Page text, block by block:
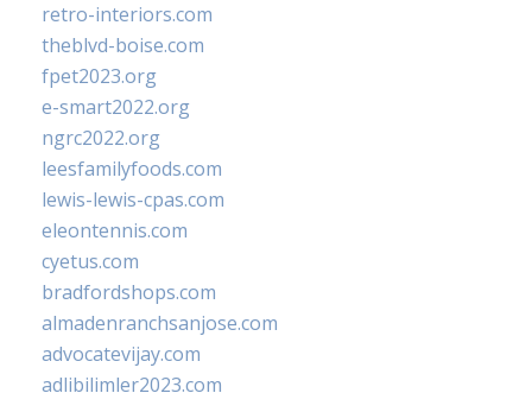
retro-interiors.com
theblvd-boise.com
fpet2023.org
e-smart2022.org
ngrc2022.org
leesfamilyfoods.com
lewis-lewis-cpas.com
eleontennis.com
cyetus.com
bradfordshops.com
almadenranchsanjose.com
advocatevijay.com
adlibilimler2023.com